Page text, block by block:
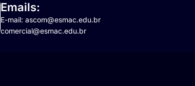
Emails:
E-mail: ascom@esmac.edu.br
comercial@esmac.edu.br